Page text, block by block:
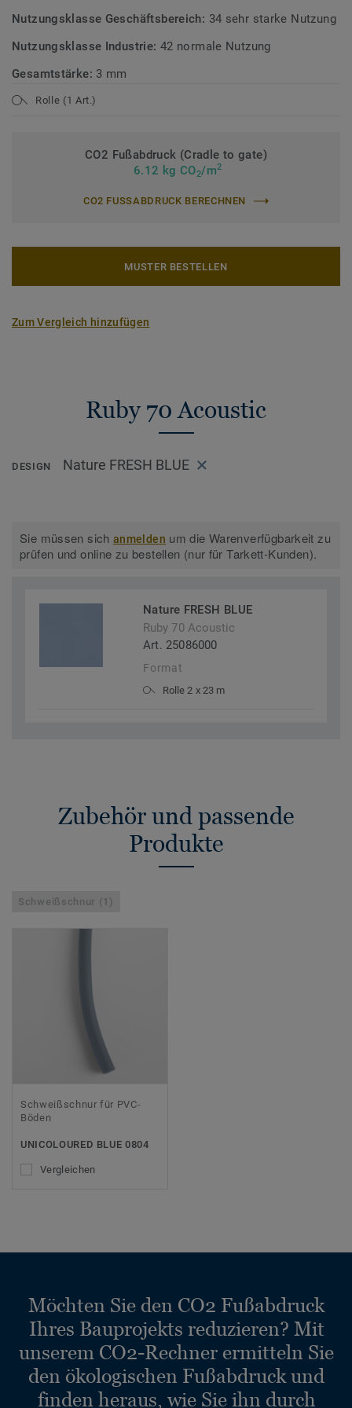
Nutzungsklasse Geschäftsbereich: 34 sehr starke Nutzung
Nutzungsklasse Industrie: 42 normale Nutzung
Gesamtstärke: 3 mm
Rolle (1 Art.)
CO2 Fußabdruck (Cradle to gate)
6.12 kg CO2/m2
CO2 FUSSABDRUCK BERECHNEN
MUSTER BESTELLEN
Zum Vergleich hinzufügen
Ruby 70 Acoustic
DESIGN Nature FRESH BLUE
Sie müssen sichanmelden um die Warenverfügbarkeit zu
prüfen und online zu bestellen (nur für Tarkett-Kunden).
Nature FRESH BLUE
Ruby 70 Acoustic
Art. 25086000
Format
Rolle 2 x 23 m
Zubehör und passende
Produkte
Schweißschnur (1)
Schweißschnur für PVC-
Böden
UNICOLOURED BLUE 0804
Vergleichen
Möchten Sie den CO2 Fußabdruck
Ihres Bauprojekts reduzieren? Mit
unserem CO2-Rechner ermitteln Sie
den ökologischen Fußabdruck und
finden heraus, wie Sie ihn durch